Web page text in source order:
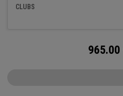
CLUBS
965.00